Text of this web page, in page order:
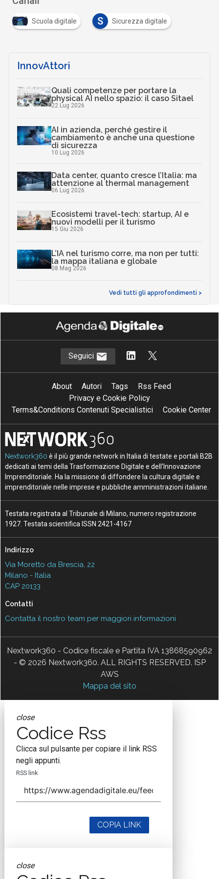
Scuola digitale S Sicurezza digitale
InnovAttori
Quali competenze per portare la
physical AI nello spazio: il caso Sitael
22 Lug 2026
AI in azienda, perché gestire il
cambiamento è anche una questione
di sicurezza
10 Lug 2026
Data center, quanto cresce l’Italia: ma
attenzione al thermal management
06 Lug 2026
Ecosistemi travel-tech: startup, AI e
nuovi modelli per il turismo
15 Giu 2026
L’IA nel turismo corre, ma non per tutti:
la mappa italiana e globale
08 Mag 2026
Vedi tutti gli approfondimenti >
Seguici
About Autori Tags
Rss Feed
Privacy e Cookie Policy
Terms&Conditions Contenuti Specialistici
Cookie Center
Nextwork360 è il più grande network in Italia di testate e portali B2B
dedicati ai temi della Trasformazione Digitale e dell’Innovazione
Imprenditoriale. Ha la missione di diffondere la cultura digitale e
imprenditoriale nelle imprese e pubbliche amministrazioni italiane.
Testata registrata al Tribunale di Milano, numero registrazione
1927. Testata scientifica ISSN 2421-4167
Indirizzo
Via Moretto da Brescia, 22
Milano - Italia
CAP 20133
Contatti
Contatta il nostro team per maggiori informazioni
Nextwork360 - Codice fiscale e Partita IVA 13868590962
- © 2026 Nextwork360. ALL RIGHTS RESERVED. ISP
AWS
Mappa del sito
close
Codice Rss
Clicca sul pulsante per copiare il link RSS
negli appunti.
RSS link
COPIA LINK
close